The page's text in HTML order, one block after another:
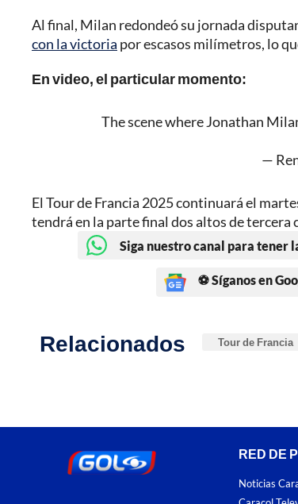
Al final, Milan redondeó su jornada
con la victoria por escasos milímetros, lo
En video, el particular momento:
The scene where Jonathan
—
El Tour de Francia 2025 continuará el
tendrá en la parte final dos altos de tercera
Siga nuestro canal para tener
⚽ Síganos en
Relacionados Tour de Francia
RED DE
Noticias